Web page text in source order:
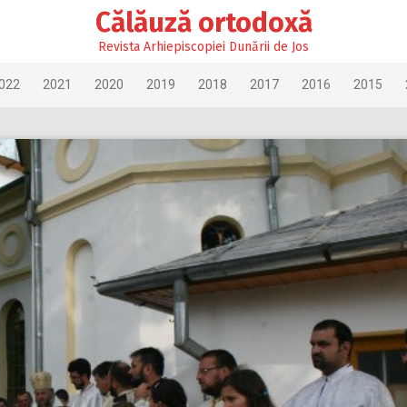
Călăuză ortodoxă
Revista Arhiepiscopiei Dunării de Jos
2021 2020 2019 2018 2017 2016 2015